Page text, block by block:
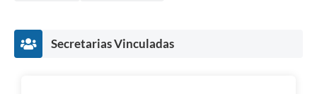
Secretarias Vinculadas